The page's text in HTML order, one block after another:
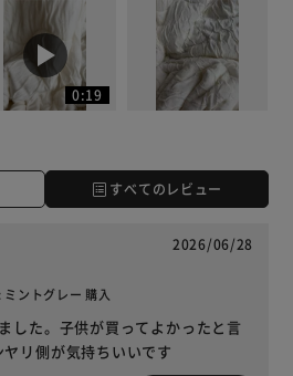
0:19
すべてのレビュー
2026/06/28
ントグレー 購入
した。子供が買ってよかったと言
リ側が気持ちいいです